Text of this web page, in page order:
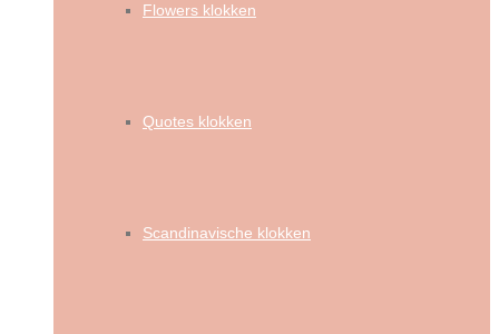
Flowers klokken
Quotes klokken
Scandinavische klokken